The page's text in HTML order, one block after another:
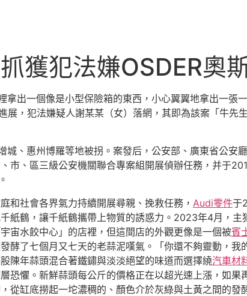
獲犯法嫌OSDER奧
拿出一個像是小型保險箱的東西，小心翼翼地拿出一張
展，犯法嫌疑人謝某某（女）落網，其即為該案「牛先
、惠州博羅等地被拐。案發后，公安部、廣東省公安
市、區三級公安機關聯合專案組開展偵辦任務，并于
和社會各界氣力持續開展尋親、挽救任務， Audi零件于
紙鶴，讓千紙鶴攜帶上物質的誘惑力。2023年4月，
宙水餃中心」的店裡，但這間店的外觀更像是一個被賓
酵了七個月又七天的老蒜泥嘆氣。「你還不夠靈動，
陳年蒜頭混合著鐵鏽與淡淡絕望的味道而選擇繞汽車材
懼。新鮮蒜頭每公斤的價格正在以超光速上漲，如果
從缸底撈起一坨濃稠的、顏色介於灰綠與土黃之間的